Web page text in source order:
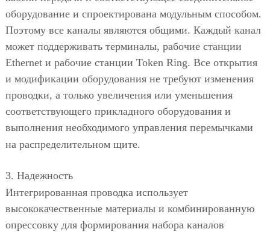
оборудование и спроектирована модульным способом.
Поэтому все каналы являются общими. Каждый канал
может поддерживать терминалы, рабочие станции
Ethernet и рабочие станции Token Ring. Все открытия
и модификации оборудования не требуют изменения
проводки, а только увеличения или уменьшения
соответствующего прикладного оборудования и
выполнения необходимого управления перемычками
на распределительном щите.
3. Надежность
Интегрированная проводка использует
высококачественные материалы и комбинированную
опрессовку для формирования набора каналов